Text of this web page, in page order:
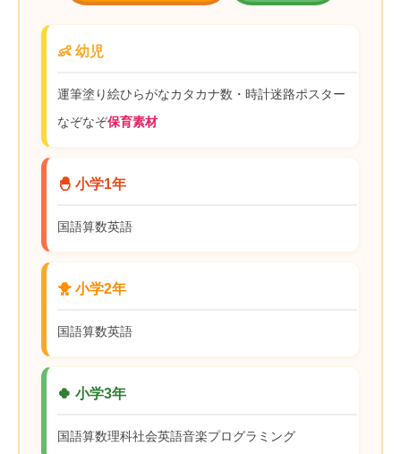
👶 幼児
運筆塗り絵ひらがなカタカナ数・時計迷路ポスター
なぞなぞ保育素材
🐣 小学1年
国語算数英語
🐥 小学2年
国語算数英語
🍀 小学3年
国語算数理科社会英語音楽プログラミング